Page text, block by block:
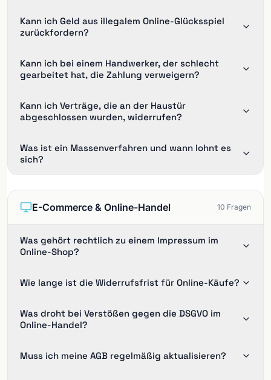
Kann ich Geld aus illegalem Online-Glücksspiel
zurückfordern?
Kann ich bei einem Handwerker, der schlecht
gearbeitet hat, die Zahlung verweigern?
Kann ich Verträge, die an der Haustür
abgeschlossen wurden, widerrufen?
Was ist ein Massenverfahren und wann lohnt es
sich?
E-Commerce & Online-Handel 10 Fragen
Was gehört rechtlich zu einem Impressum im
Online-Shop?
Wie lange ist die Widerrufsfrist für Online-Käufe?
Was droht bei Verstößen gegen die DSGVO im
Online-Handel?
Muss ich meine AGB regelmäßig aktualisieren?